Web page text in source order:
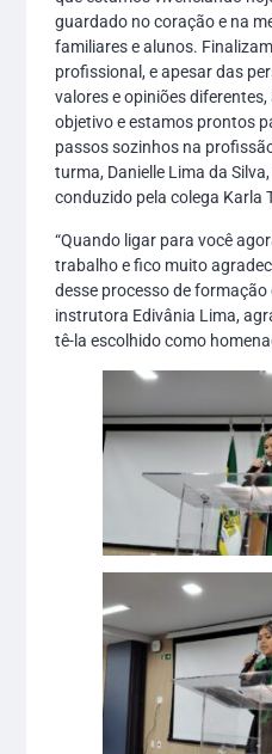
guardado no coração e na
familiares e alunos.
profissional, e apesar das
valores e opiniões
objetivo e estamos prontos
passos sozinhos na
turma, Danielle Lima da
conduzido pela colega Karla
“Quando ligar para você
trabalho e fico muito
desse processo de formação
instrutora Edivânia Lima,
tê-la escolhido como